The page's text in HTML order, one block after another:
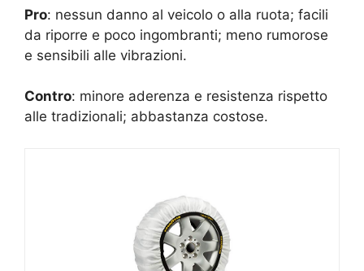
Pro: nessun danno al veicolo o alla ruota; facili
da riporre e poco ingombranti; meno rumorose
e sensibili alle vibrazioni.
Contro: minore aderenza e resistenza rispetto
alle tradizionali; abbastanza costose.